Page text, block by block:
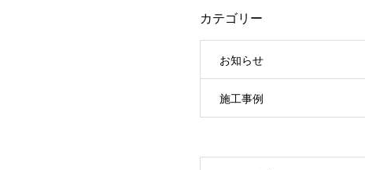
カテゴリー
お知らせ
施工事例